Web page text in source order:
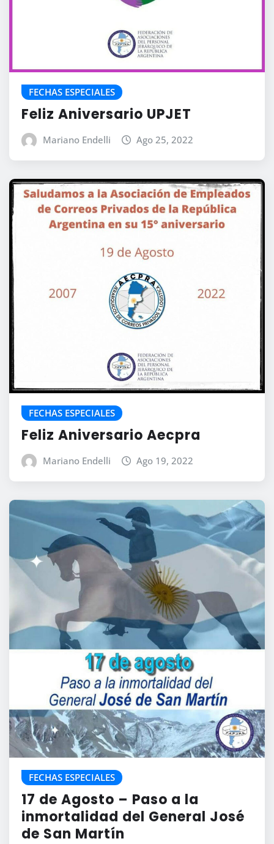
FECHAS ESPECIALES
Feliz Aniversario UPJET
Mariano Endelli Ago 25, 2022
FECHAS ESPECIALES
Feliz Aniversario Aecpra
Mariano Endelli Ago 19, 2022
FECHAS ESPECIALES
17 de Agosto – Paso a la
inmortalidad del General José
de San Martín